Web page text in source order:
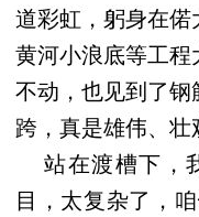
道彩虹，躬身在偌
黄河小浪底等工
不动，也见到了
跨，真是雄伟、壮
站在渡槽下，
目，太复杂了，